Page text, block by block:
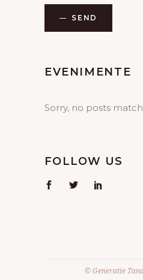
SEND
EVENIMENTE
Sorry, no posts
FOLLOW US
© Generatie